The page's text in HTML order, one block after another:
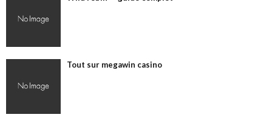
Tout sur megawin casino